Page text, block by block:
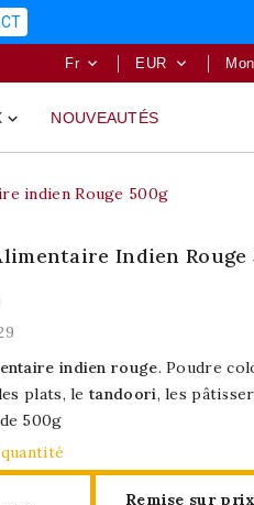
EUR 
Fr 
 NOUVEAUTÉS
indien Rouge 500g
Indien Rouge
indien rouge. Poudre
plats, letandoori, les
500g
Remise sur prix